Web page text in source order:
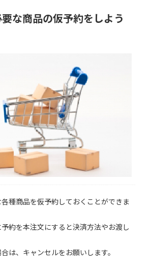
な商品の仮予約をしよう
種商品を仮予約しておくことができま
予約を本注文にすると決済方法やお渡し
は、キャンセルをお願いします。